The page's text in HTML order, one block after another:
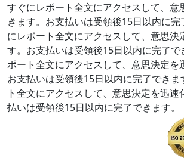
すぐにレポート全文にアクセスして、意
きます。お支払いは受領後15日以内に完
にレポート全文にアクセスして、意思決
す。お支払いは受領後15日以内に完了で
ポート全文にアクセスして、意思決定を
お支払いは受領後15日以内に完了できま
ト全文にアクセスして、意思決定を迅速
払いは受領後15日以内に完了できます。